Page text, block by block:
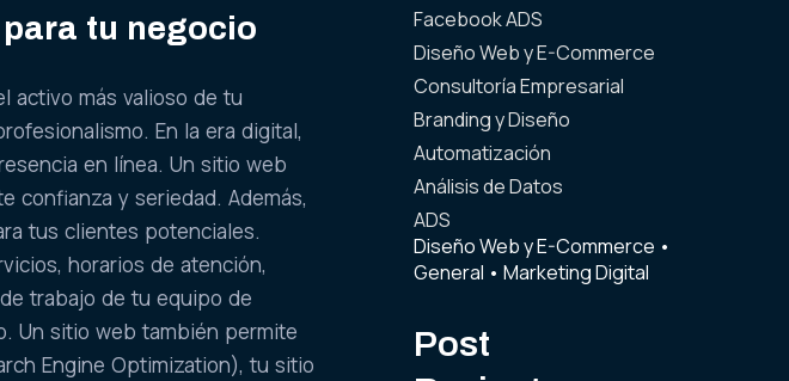
tu negocio
activo más valioso de tu
En la era digital,
en línea. Un sitio web
confianza y seriedad. Además,
tus clientes potenciales.
horarios de atención,
trabajo de tu equipo de
Un sitio web también permite
Engine Optimization), tu sitio
Facebook ADS
Diseño Web y E-Commerce
Consultoría Empresarial
Branding y Diseño
Automatización
Análisis de Datos
ADS
Diseño Web y E-Commerce •
General •Marketing Digital
Post